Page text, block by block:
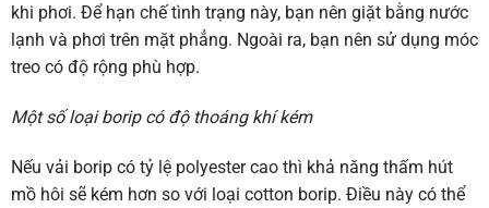
khi phơi. Để hạn chế tình trạng này, bạn nên giặt bằng nước
lạnh và phơi trên mặt phẳng. Ngoài ra, bạn nên sử dụng móc
treo có độ rộng phù hợp.
Một số loại borip có độ thoáng khí kém
Nếu vải borip có tỷ lệ polyester cao thì khả năng thấm hút
mồ hôi sẽ kém hơn so với loại cotton borip. Điều này có thể